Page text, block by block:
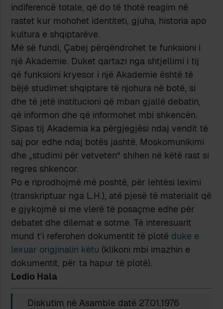
indiferencë totale, që do të thotë reagim në
rastet kur mohohet identiteti, gjuha, historia apo
kultura e shqiptarëve.
Më së fundi, Çabej përqëndrohet te funksioni i
një Akademie. Duket qartazi nga shtjellimi i tij
që funksioni kryesor i një Akademie është të
bëjë studimet shqiptare të njohura në botë, si
dhe të jetë institucioni që mban gjallë debatin,
që informon dhe që informohet mbi shkencën.
Sipas tij Akademia ka përgjegjësi ndaj vendit të
saj por edhe ndaj botës jashtë. Moskomunikimi
dhe „studimi për vetveten“ shihen në këtë rast si
regres shkencor.
Po e riprodhojmë më poshtë, për lehtësi leximi
(transkriptuar nga L.H.), atë pjesë të materialit që
e gjykojmë si me vlerë të posaçme edhe për
debatet dhe dilemat e sotme. Të interesuarit
mund t’i referohen dokumentit të plotë duke e
lexuar origjinalin këtu (klikoni mbi imazhin e
dokumentit, për ta hapur të plotë).
Ledio Hala
Diskutim në Asamble datë 27.01.1976